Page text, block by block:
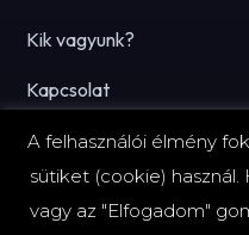
Kik vagyunk?
Kapcsolat
Hírlevél
A felhasználói élmény
sütiket (cookie) használ.
vagy az "Elfogadom"